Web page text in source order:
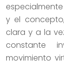
y el
clara y a la
constante
movimiento